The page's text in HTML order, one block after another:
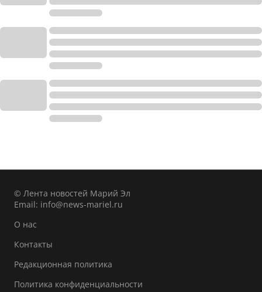
© Лента новостей Марий Эл
Email: info@news-mariel.ru
О нас
Контакты
Редакционная политика
Политика конфиденциальности